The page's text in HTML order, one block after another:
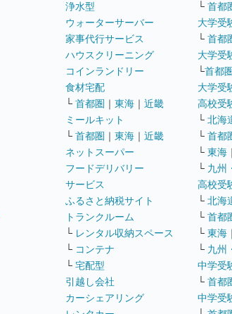
浄水型
ウォーターサーバー
家事代行サービス
ハウスクリーニング
コインランドリー
食材宅配
└ 首都圏 ｜ 東海 ｜ 近畿
ミールキット
└ 首都圏 ｜ 東海 ｜ 近畿
ネットスーパー
フードデリバリー
サービス
ふるさと納税サイト
トランクルーム
└ レンタル収納スペース
└ コンテナ
└ 宅配型
引越し会社
カーシェアリング
└ 首都
大学受
└ 首都
大学受
└首都圏
大学受
高校受
└ 北海
└ 首都
└ 東海 ｜
└ 九州
高校受
└ 北海
└ 首都
└ 東海 ｜
└ 九州
中学受
└ 首都
中学受